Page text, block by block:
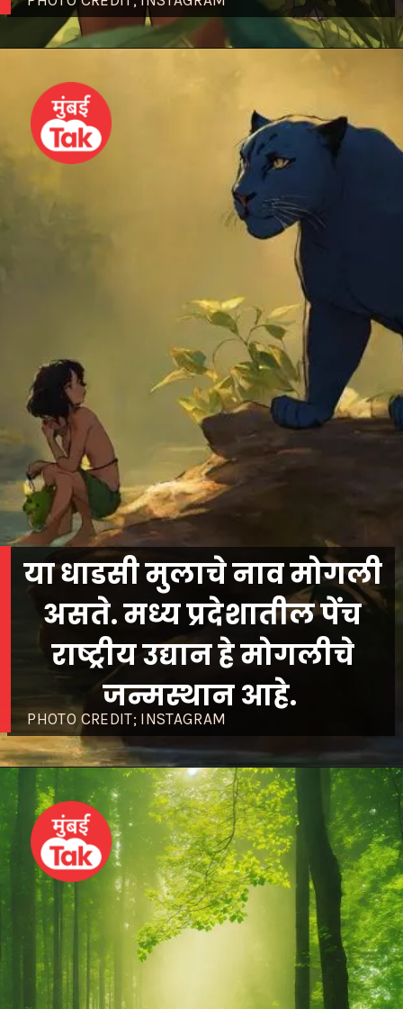
PHOTO CREDIT; INSTAGRAM
या धाडसी मुलाचे नाव मोगली
असते. मध्य प्रदेशातील पेंच
राष्ट्रीय उद्यान हे मोगलीचे
जन्मस्थान आहे.